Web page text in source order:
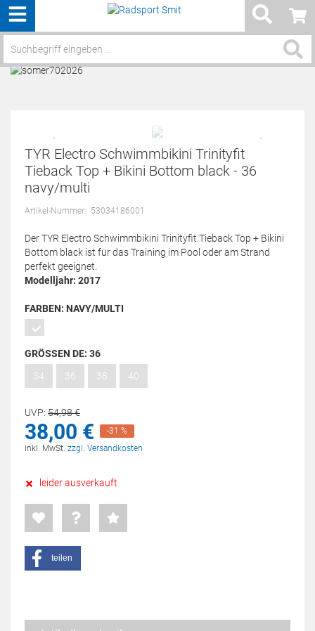
Menü
Service / Hilfe
TYR Electro Schwimmbikini Trinityfit
Tieback Top + Bikini Bottom black - 36
navy/multi
Artikel-Nummer: 53034186001
Der TYR Electro Schwimmbikini Trinityfit Tieback Top + Bikini
Bottom black ist für das Training im Pool oder am Strand
perfekt geeignet.
Modelljahr: 2017
FARBEN: NAVY/MULTI
GRÖSSEN DE: 36
34
36 38 40
UVP: 54,98€
38,00 €
-31 %
inkl. MwSt. zzgl. Versandkosten
leider ausverkauft
teilen